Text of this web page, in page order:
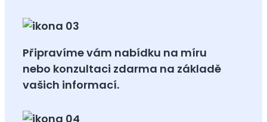
Připravíme vám nabídku na míru
nebo konzultaci zdarma na základě
vašich informací.